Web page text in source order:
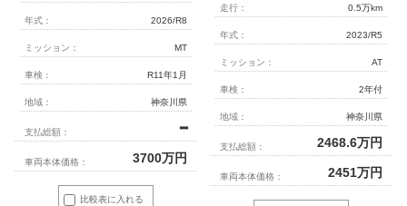
比較表に入れる
年式： 2026/R8
ミッション： MT
車検： R11年1月
地域： 神奈川県
支払総額： ━
車両本体価格： 3700万円
走行： 0.5万km
年式： 2023/R5
ミッション： AT
車検： 2年付
地域： 神奈川県
支払総額： 2468.6万円
車両本体価格： 2451万円